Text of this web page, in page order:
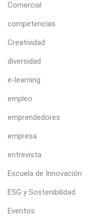
Comercial
competencias
Creatividad
diversidad
e-learning
empleo
emprendedores
empresa
entrevista
Escuela de Innovación
ESG y Sostenibilidad
Eventos